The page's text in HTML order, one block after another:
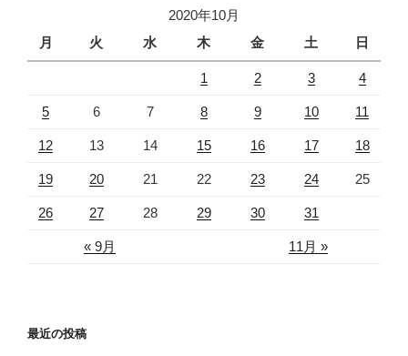
2020年10月
月
火 水 木 金 土 日
« 9月 11月 »
1 2 3 4
5 6 7 8 9 10 11
12 13 14 15 16 17 18
19 20 21 22 23 24 25
26 27 28 29 30 31
最近の投稿